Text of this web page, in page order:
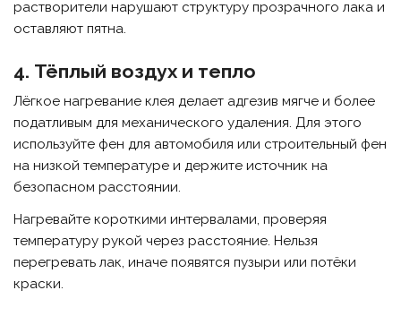
растворители нарушают структуру прозрачного лака и
оставляют пятна.
4. Тёплый воздух и тепло
Лёгкое нагревание клея делает адгезив мягче и более
податливым для механического удаления. Для этого
используйте фен для автомобиля или строительный фен
на низкой температуре и держите источник на
безопасном расстоянии.
Нагревайте короткими интервалами, проверяя
температуру рукой через расстояние. Нельзя
перегревать лак, иначе появятся пузыри или потёки
краски.